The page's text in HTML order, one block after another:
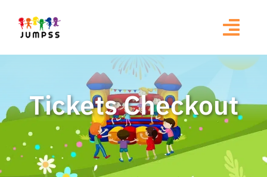
naar
Tickets Checkout